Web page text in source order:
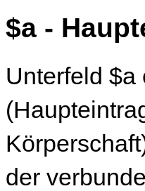
$a -
Unterfeld $a
der